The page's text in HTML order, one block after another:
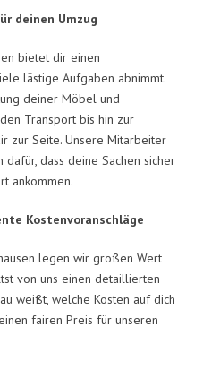
deinen Umzug
bietet dir einen
lästige Aufgaben abnimmt.
deiner Möbel und
Transport bis hin zur
zur Seite. Unsere Mitarbeiter
dass deine Sachen sicher
ankommen.
Kostenvoranschläge
legen wir großen Wert
von uns einen detaillierten
weißt, welche Kosten auf dich
fairen Preis für unseren